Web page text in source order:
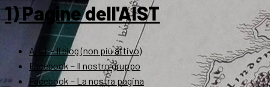
1) Pagine dell'AIST
ArsT – Il blog (non più attivo)
Facebook – Il nostro gruppo
Facebook – La nostra pagina